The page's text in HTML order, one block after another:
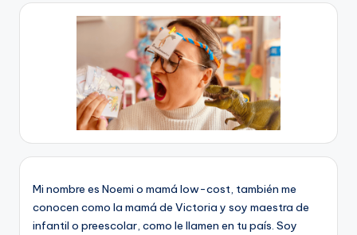
Mi nombre es Noemi o mamá low-cost, también me
conocen como la mamá de Victoria y soy maestra de
infantil o preescolar, como le llamen en tu país. Soy